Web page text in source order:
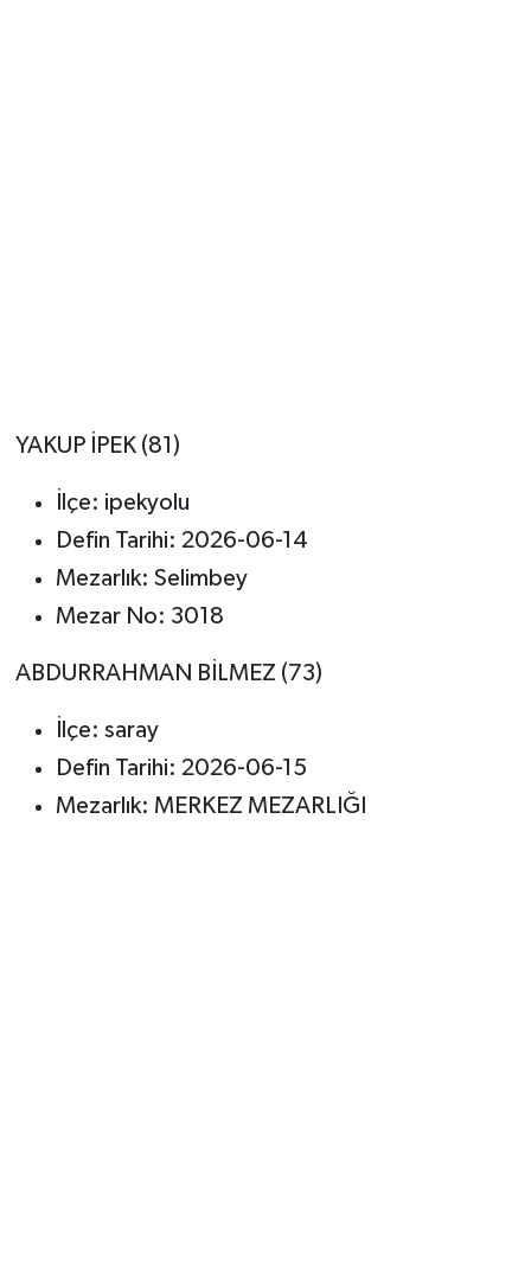
YAKUP İPEK (81)
İlçe: ipekyolu
Defin Tarihi: 2026-06-14
Mezarlık: Selimbey
Mezar No: 3018
ABDURRAHMAN BİLMEZ (73)
İlçe: saray
Defin Tarihi: 2026-06-15
Mezarlık: MERKEZ MEZARLIĞI